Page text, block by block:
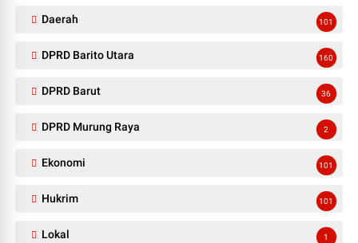
Daerah 101
DPRD Barito Utara 160
DPRD Barut 36
DPRD Murung Raya 2
Ekonomi 101
Hukrim 101
Lokal 1